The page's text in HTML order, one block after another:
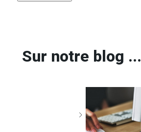
Sur notre blog ...